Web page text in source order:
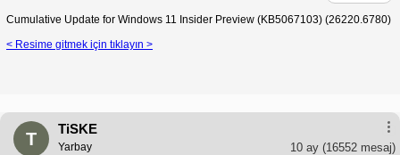
Cumulative Update for Windows 11 Insider Preview (KB5067103) (26220.6780)
< Resime gitmek için tıklayın >
T
TiSKE
10 ay (16552 mesaj)
Yarbay